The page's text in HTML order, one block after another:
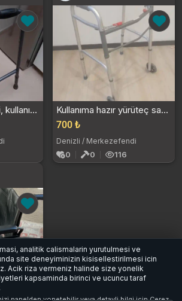
Yürüyüş çerçevesi, kullanıma hazır
Kullanıma hazır yürüteç satılık
700 ₺
Denizli / Merkezefendi
0 0 116
analitik calismalarin yurutulmesi ve
site deneyiminizin kisisellestirilmesi icin
Acik riza vermeniz halinde size yonelik
kapsaminda birinci ve ucuncu taraf
panelden yonetebilir veya detayli bilgi icinCerez